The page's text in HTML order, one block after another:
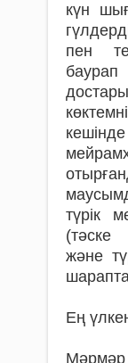
күн
пен
түрік
(тәске
және
Ең
Мәрмәр